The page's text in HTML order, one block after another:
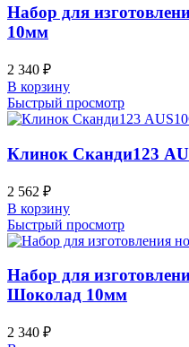
Набор для
10мм
2 340 ₽
В корзину
Быстрый просмотр
Клинок Сканди123
2 562 ₽
В корзину
Быстрый просмотр
Набор для
Шоколад 10мм
2 340 ₽